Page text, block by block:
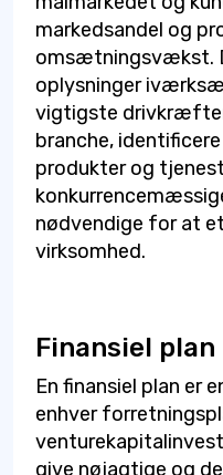
markedsandel og
omsætningsvækst.
oplysninger
vigtigste
branche,
produkter og
nødvendige for at
virksomhed.
Finansiel plan
En finansiel plan er
enhver
give nøjagtige og